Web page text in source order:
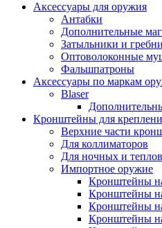
Аксессуары для оружия
Антабки
Дополнительные
Затыльники и гребни
Оптоволоконные
Фальшпатроны
Аксессуары по маркам
Blaser
Кронштейны для
Верхние части
Для коллиматоров
Для ночных и
Импортное оружие
Кронштейны
Кронштейны
Кронштейны
Кронштейны